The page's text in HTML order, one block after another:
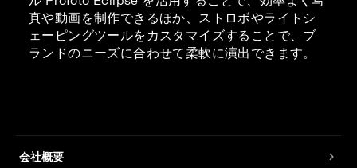
真や動画を制作できるほか、ストロボやライトシ
ェーピングツールをカスタマイズすることで、ブ
ランドのニーズに合わせて柔軟に演出できます。
会社概要